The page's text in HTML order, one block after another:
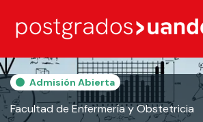
Admisión Abierta
Facultad de Enfermería y Obstetricia